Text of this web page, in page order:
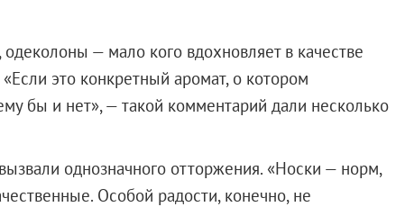
— мало кого вдохновляет в качестве
это конкретный аромат, о котором
бы и нет», — такой комментарий дали несколько
однозначного отторжения. «Носки — норм,
Особой радости, конечно, не